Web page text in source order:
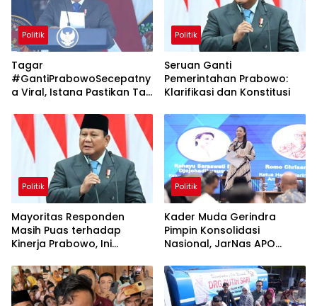
Politik
Tagar
#GantiPrabowoSecepatny
a Viral, Istana Pastikan Tak
Politik
Seruan Ganti
Pemerintahan Prabowo:
Klarifikasi dan Konstitusi
Politik
Mayoritas Responden
Masih Puas terhadap
Kinerja Prabowo, Ini
2026
Politik
Kader Muda Gerindra
Pimpin Konsolidasi
Nasional, JarNas APO
terhadap Modus Baru
Perdagangan Orang